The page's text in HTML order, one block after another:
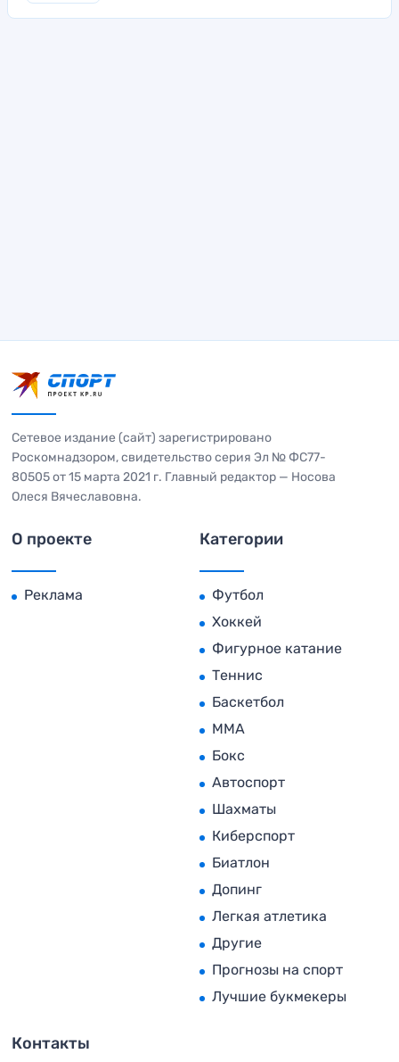
Сетевое издание (сайт) зарегистрировано
Роскомнадзором, свидетельство серия Эл № ФС77-
80505 от 15 марта 2021 г. Главный редактор — Носова
Олеся Вячеславовна.
О проекте
Реклама
Категории
Футбол
Хоккей
Фигурное катание
Теннис
Баскетбол
MMA
Бокс
Автоспорт
Шахматы
Киберспорт
Биатлон
Допинг
Легкая атлетика
Другие
Прогнозы на спорт
Лучшие букмекеры
Контакты